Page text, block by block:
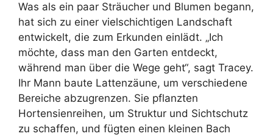
Was als ein paar Sträucher und Blumen begann,
hat sich zu einer vielschichtigen Landschaft
entwickelt, die zum Erkunden einlädt. „Ich
möchte, dass man den Garten entdeckt,
während man über die Wege geht“, sagt Tracey.
Ihr Mann baute Lattenzäune, um verschiedene
Bereiche abzugrenzen. Sie pflanzten
Hortensienreihen, um Struktur und Sichtschutz
zu schaffen, und fügten einen kleinen Bach